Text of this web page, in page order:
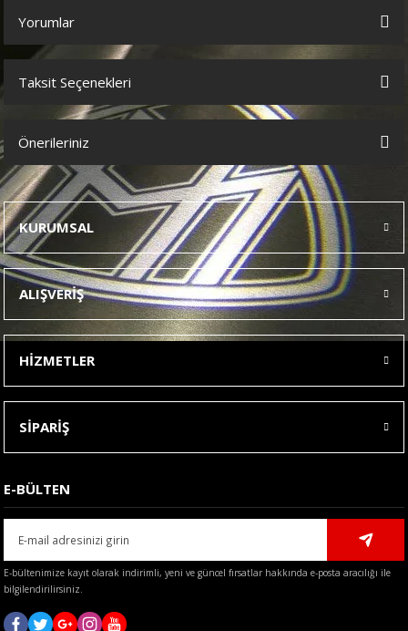
Yorumlar
Bu ürüne ilk yorumu siz yapın!
Taksit Seçenekleri
Önerileriniz
Bu ürünün fiyat bilgisi, resim, ürün açıklamalarında ve diğer
konularda yetersiz gördüğünüz noktaları öneri formunu kullanarak
tarafımıza iletebilirsiniz.
Görüş ve önerileriniz için teşekkür ederiz.
Ürün resmi kalitesiz, bozuk veya görüntülenemiyor.
Ürün açıklamasında eksik bilgiler bulunuyor.
Ürün bilgilerinde hatalar bulunuyor.
Ürün fiyatı diğer sitelerden daha pahalı.
Bu ürüne benzer farklı alternatifler olmalı.
Gönder
KURUMSAL
ALIŞVERİŞ
HİZMETLER
SİPARİŞ
E-BÜLTEN
E-bültenimize kayıt olarak indirimli, yeni ve güncel fırsatlar hakkında e-posta aracılığı ile
bilgilendirilirsiniz.